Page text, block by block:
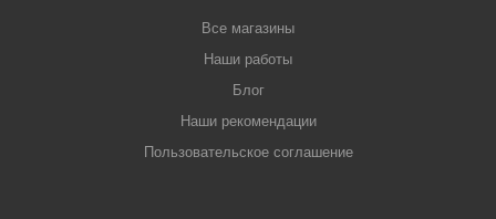
Все магазины
Наши работы
Блог
Наши рекомендации
Пользовательское соглашение